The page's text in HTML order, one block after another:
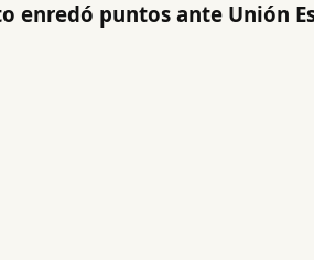
puntos ante Unión